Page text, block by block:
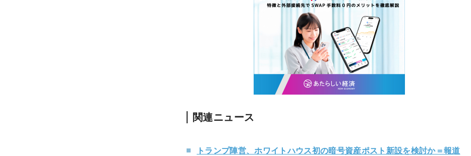
関連ニュース
トランプ陣営、ホワイトハウス初の暗号資産ポスト新設を検討か＝報道